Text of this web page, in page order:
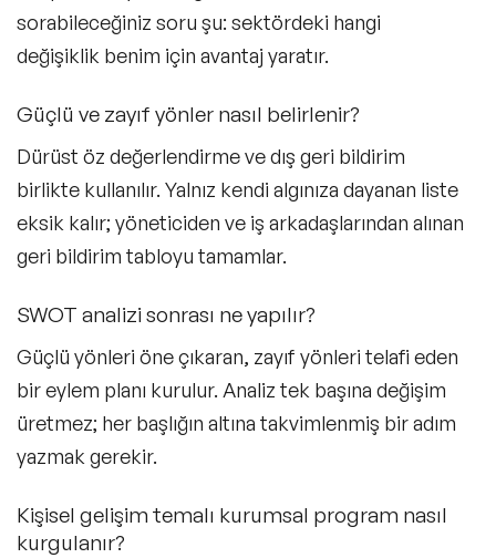
sorabileceğiniz soru şu: sektördeki hangi
değişiklik benim için avantaj yaratır.
Güçlü ve zayıf yönler nasıl belirlenir?
Dürüst öz değerlendirme ve dış geri bildirim
birlikte kullanılır. Yalnız kendi algınıza dayanan liste
eksik kalır; yöneticiden ve iş arkadaşlarından alınan
geri bildirim tabloyu tamamlar.
SWOT analizi sonrası ne yapılır?
Güçlü yönleri öne çıkaran, zayıf yönleri telafi eden
bir eylem planı kurulur. Analiz tek başına değişim
üretmez; her başlığın altına takvimlenmiş bir adım
yazmak gerekir.
Kişisel gelişim temalı kurumsal program nasıl
kurgulanır?